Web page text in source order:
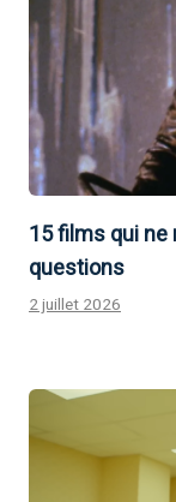
15 films qui ne
questions
2 juillet 2026